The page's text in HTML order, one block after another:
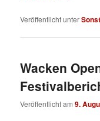
Veröffentlicht unter
Wacken
Veröffentlicht am9.